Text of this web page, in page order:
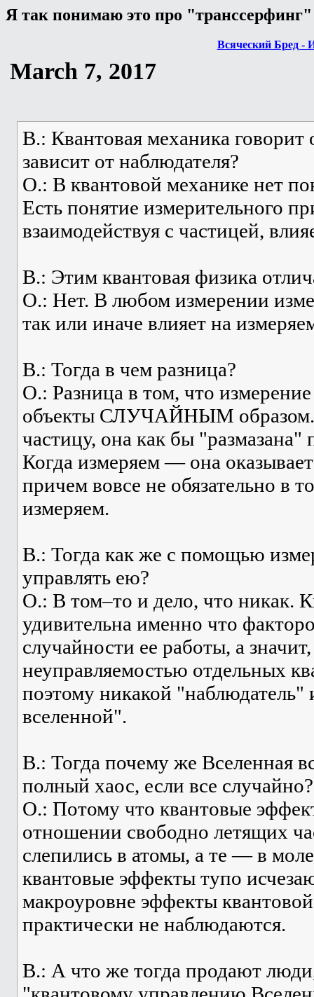
Я так понимаю это про "транссерфинг"
Всяческий Бред -
March 7, 2017
В.: Квантовая механика говорит
зависит от наблюдателя?
О.: В квантовой механике нет
Есть понятие измерительного
взаимодействуя с частицей,
В.: Этим квантовая физика
О.: Нет. В любом измерении
так или иначе влияет на
В.: Тогда в чем разница?
О.: Разница в том, что
объекты СЛУЧАЙНЫМ образом.
частицу, она как бы "размазана"
Когда измеряем — она
причем вовсе не обязательно в
измеряем.
В.: Тогда как же с помощью
управлять ею?
О.: В том–то и дело, что никак.
удивительна именно что
случайности ее работы, а
неуправляемостью отдельных
поэтому никакой "наблюдатель"
вселенной".
В.: Тогда почему же Вселенная
полный хаос, если все случайно?
О.: Потому что квантовые
отношении свободно летящих
слепились в атомы, а те — в
квантовые эффекты тупо
макроуровне эффекты
практически не наблюдаются.
В.: А что же тогда продают